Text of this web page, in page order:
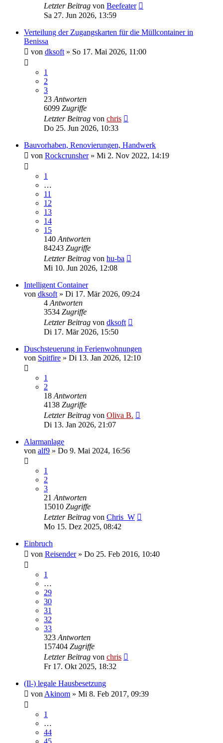
Letzter Beitrag von Beefeater
Sa 27. Jun 2026, 13:59
Verteilung der Zugangskarten für die Müllcontainer in
Benissa
von dksoft » So 17. Mai 2026, 11:00
1
2
3
23 Antworten
6099 Zugriffe
Letzter Beitrag von chris
Do 25. Jun 2026, 10:33
Bauvorhaben, Renovierungen, Handwerk
von Rockcrunsher» Mi 2. Nov 2022, 14:19
1
…
11
12
13
14
15
140 Antworten
84243 Zugriffe
Letzter Beitrag von hu-ba
Mi 10. Jun 2026, 12:08
Intelligent Container
von dksoft » Di 17. Mär 2026, 09:24
4 Antworten
3534 Zugriffe
Letzter Beitrag von dksoft
Di 17. Mär 2026, 15:50
Duschsteuerung in Ferienwohnungen
von Spitfire » Di 13. Jan 2026, 12:10
1
2
18 Antworten
4138 Zugriffe
Letzter Beitrag von Oliva B.
Di 13. Jan 2026, 21:07
Alarmanlage
von alf9 » Do 9. Mai 2024, 16:56
1
2
3
21 Antworten
15010 Zugriffe
Letzter Beitrag von Chris_W
Mo 15. Dez 2025, 08:42
Einbruch
von Reisender» Do 25. Feb 2016, 10:40
1
…
29
30
31
32
33
323 Antworten
157404 Zugriffe
Letzter Beitrag von chris
Fr 17. Okt 2025, 18:32
(Il-) legale Hausbesetzung
von Akinom » Mi 8. Feb 2017, 09:39
1
…
44
45